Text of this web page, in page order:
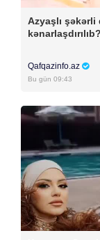
Azyaşlı
kənarlaşdırılıb?
Qafqazinfo.az
Bu gün 09:43